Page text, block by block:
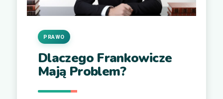
Dlaczego Frankowicze
Mają Problem?
PRAWO